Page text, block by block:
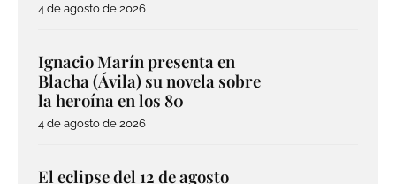
4 de agosto de 2026
Ignacio Marín presenta en
Blacha (Ávila) su novela sobre
la heroína en los 80
4 de agosto de 2026
El eclipse del 12 de agosto